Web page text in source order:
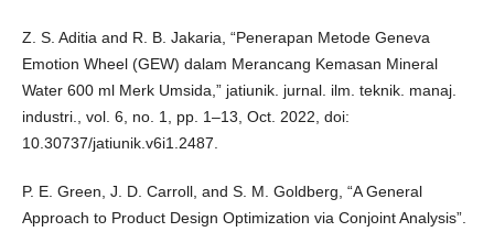
Z. S. Aditia and R. B. Jakaria, “Penerapan Metode Geneva
Emotion Wheel (GEW) dalam Merancang Kemasan Mineral
Water 600 ml Merk Umsida,” jatiunik. jurnal. ilm. teknik. manaj.
industri., vol. 6, no. 1, pp. 1–13, Oct. 2022, doi:
10.30737/jatiunik.v6i1.2487.
P. E. Green, J. D. Carroll, and S. M. Goldberg, “A General
Approach to Product Design Optimization via Conjoint Analysis”.